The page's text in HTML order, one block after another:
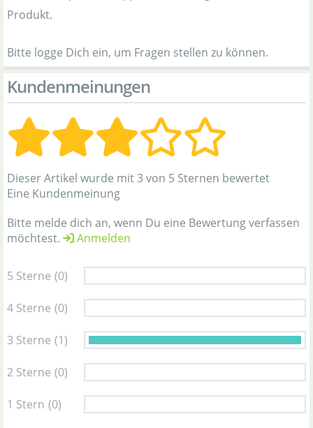
Produkt.
Bitte logge Dich ein, um Fragen stellen zu können.
Kundenmeinungen
Dieser Artikel wurde mit 3 von 5 Sternen bewertet
Eine Kundenmeinung
Bitte melde dich an, wenn Du eine Bewertung verfassen
möchtest.
Anmelden
5 Sterne (0)
4 Sterne (0)
3 Sterne (1)
2 Sterne (0)
1 Stern (0)